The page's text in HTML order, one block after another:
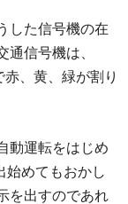
した信号機の在
通信号機は、
、黄、緑が割り
動運転をはじめ
始めてもおかし
を出すのであれ